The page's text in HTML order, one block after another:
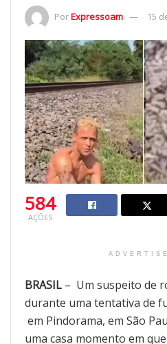
PorExpressoam 15
584
AÇÕES
BRASIL – Um suspeito de
durante uma tentativa de
em Pindorama, em São
uma casa momento em